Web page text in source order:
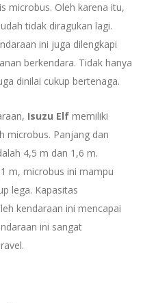
microbus. Oleh karena itu,
tidak diragukan lagi.
ini juga dilengkapi
berkendara. Tidak hanya
dinilai cukup bertenaga.
Isuzu Elf memiliki
microbus. Panjang dan
4,5 m dan 1,6 m.
m, microbus ini mampu
lega. Kapasitas
kendaraan ini mencapai
ini sangat